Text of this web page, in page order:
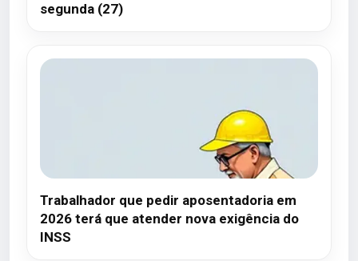
segunda (27)
Trabalhador que pedir aposentadoria em
2026 terá que atender nova exigência do
INSS